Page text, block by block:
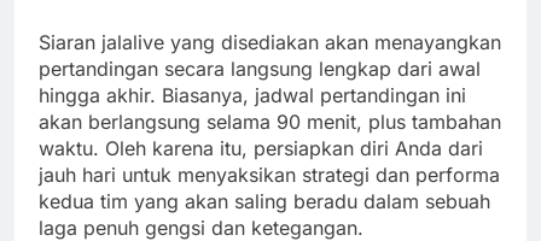
Siaran jalalive yang disediakan akan menayangkan
pertandingan secara langsung lengkap dari awal
hingga akhir. Biasanya, jadwal pertandingan ini
akan berlangsung selama 90 menit, plus tambahan
waktu. Oleh karena itu, persiapkan diri Anda dari
jauh hari untuk menyaksikan strategi dan performa
kedua tim yang akan saling beradu dalam sebuah
laga penuh gengsi dan ketegangan.